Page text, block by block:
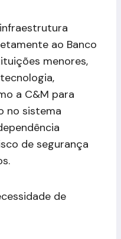
ao Banco
menores,
a C&M para
no sistema
de segurança
de